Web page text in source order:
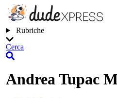
Rubriche
Cerca
Andrea Tupac